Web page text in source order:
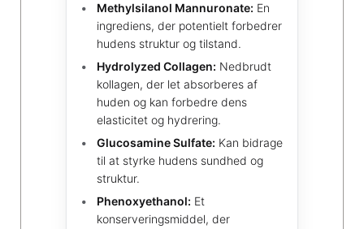
Methylsilanol Mannuronate: En
ingrediens, der potentielt forbedrer
hudens struktur og tilstand.
Hydrolyzed Collagen: Nedbrudt
kollagen, der let absorberes af
huden og kan forbedre dens
elasticitet og hydrering.
Glucosamine Sulfate: Kan bidrage
til at styrke hudens sundhed og
struktur.
Phenoxyethanol: Et
konserveringsmiddel, der